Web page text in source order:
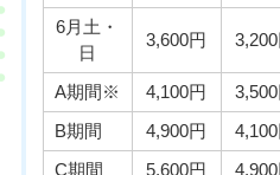
6月土・
日
3,600円
A期間※ 4,100円
B期間
4,900円
C期間
5,600円